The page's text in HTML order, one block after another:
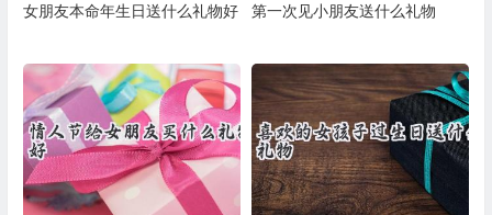
女朋友本命年生日送什么礼物好 第一次见小朋友送什么礼物